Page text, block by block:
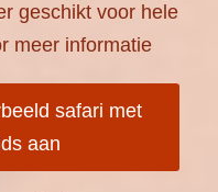
geschikt voor hele
meer informatie
safari met
aan